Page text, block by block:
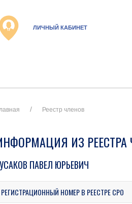
ЛИЧНЫЙ КАБИНЕТ
Реестр членов
ИЗ РЕЕСТРА
ПАВЕЛ ЮРЬЕВИЧ
РЕГИСТРАЦИОННЫЙ НОМЕР В РЕЕСТРЕ СРО